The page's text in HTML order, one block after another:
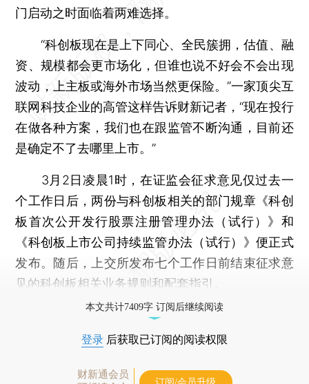
门启动之时面临着两难选择。
“科创板现在是上下同心、全民簇拥，估值、融
资、规模都会更市场化，但谁也说不好会不会出现
波动，上主板或海外市场当然更保险。”一家顶尖互
联网科技企业的高管这样告诉财新记者，“现在投行
在做各种方案，我们也在跟监管不断沟通，目前还
是确定不了去哪里上市。”
3月2日凌晨1时，在证监会征求意见仅过去一
个工作日后，两份与科创板相关的部门规章《科创
板首次公开发行股票注册管理办法（试行）》和
《科创板上市公司持续监管办法（试行）》便正式
发布。随后，上交所发布七个工作日前结束征求意
见的科创板相关业务规则和配套指引。
本文共计7409字 订阅后继续阅读
登录 后获取已订阅的阅读权限
财新通会员